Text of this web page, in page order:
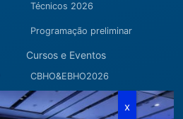
Técnicos 2026
Programação preliminar
Cursos e Eventos
CBHO&EBHO2026
Cursos Modulares